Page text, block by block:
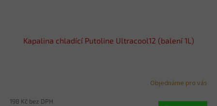
Kapalina chladící Putoline Ultracool12 (balení 1L)
Objednáme pro vás
198 Kč bez DPH